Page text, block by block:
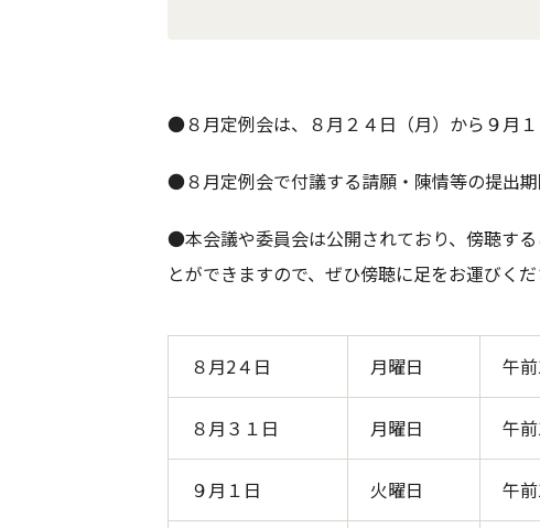
●８月定例会は、８月２４日（月）から９月１
●８月定例会で付議する請願・陳情等の提出
●本会議や委員会は公開されており、傍聴す
とができますので、ぜひ傍聴に足をお運びくだ
８月2４日 月曜日 午
８月３１日 月曜日 午
９月１日 火曜日 午